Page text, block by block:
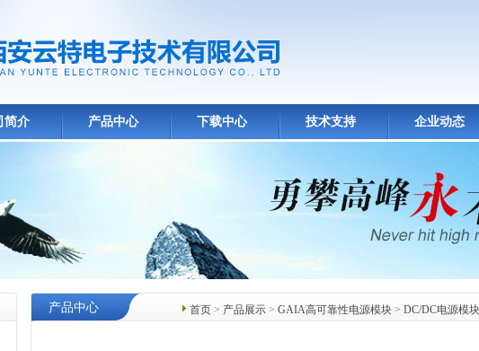
简介 产品中心 下载中心 技术支持 企业动态
首页 > 产品展示 > GAIA高可靠性电源模块 > DC/DC电源模块
产品中心